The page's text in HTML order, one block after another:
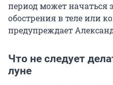
период может начаться
обострения в теле или
предупреждает
Что не следует
луне